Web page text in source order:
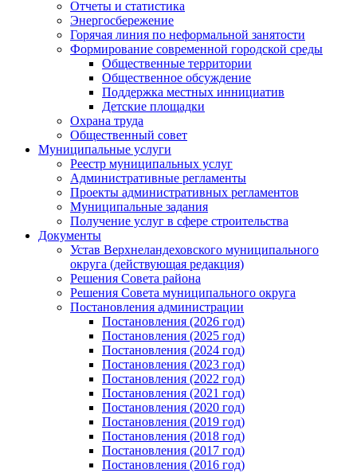
Отчеты и статистика
Энергосбережение
Горячая линия по неформальной занятости
Формирование современной городской среды
Общественные территории
Общественное обсуждение
Поддержка местных иннициатив
Детские площадки
Охрана труда
Общественный совет
Муниципальные услуги
Реестр муниципальных услуг
Административные регламенты
Проекты административных регламентов
Муниципальные задания
Получение услуг в сфере строительства
Документы
Устав Верхнеландеховского муниципального
округа (действующая редакция)
Решения Совета района
Решения Совета муниципального округа
Постановления администрации
Постановления (2026 год)
Постановления (2025 год)
Постановления (2024 год)
Постановления (2023 год)
Постановления (2022 год)
Постановления (2021 год)
Постановления (2020 год)
Постановления (2019 год)
Постановления (2018 год)
Постановления (2017 год)
Постановления (2016 год)